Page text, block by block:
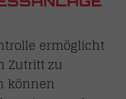
ermöglicht
Zutritt zu
können